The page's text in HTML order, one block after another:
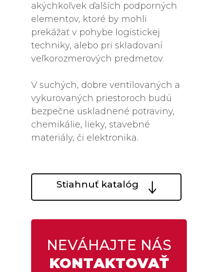
akýchkoľvek ďalších podporných
elementov, ktoré by mohli
prekážať v pohybe logistickej
techniky, alebo pri skladovaní
veľkorozmerových predmetov.
V suchých, dobre ventilovaných a
vykurovaných priestoroch budú
bezpečne uskladnené potraviny,
chemikálie, lieky, stavebné
materiály, či elektronika.
Stiahnuť katalóg
NEVÁHAJTE NÁS
KONTAKTOVAŤ